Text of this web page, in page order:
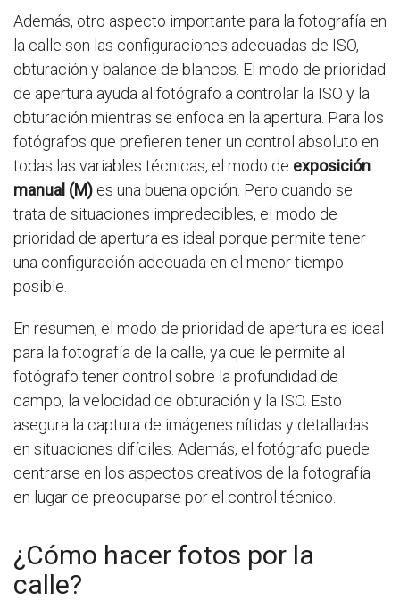
Además, otro aspecto importante para la fotografía en
la calle son las configuraciones adecuadas de ISO,
obturación y balance de blancos. El modo de prioridad
de apertura ayuda al fotógrafo a controlar la ISO y la
obturación mientras se enfoca en la apertura. Para los
fotógrafos que prefieren tener un control absoluto en
todas las variables técnicas, el modo de exposición
manual (M) es una buena opción. Pero cuando se
trata de situaciones impredecibles, el modo de
prioridad de apertura es ideal porque permite tener
una configuración adecuada en el menor tiempo
posible.
En resumen, el modo de prioridad de apertura es ideal
para la fotografía de la calle, ya que le permite al
fotógrafo tener control sobre la profundidad de
campo, la velocidad de obturación y la ISO. Esto
asegura la captura de imágenes nítidas y detalladas
en situaciones difíciles. Además, el fotógrafo puede
centrarse en los aspectos creativos de la fotografía
en lugar de preocuparse por el control técnico.
¿Cómo hacer fotos por la
calle?